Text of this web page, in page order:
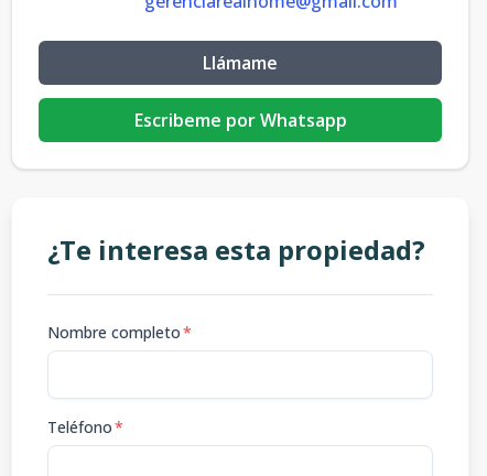
Llámame
Escribeme por Whatsapp
¿Te interesa esta propiedad?
Nombre completo*
Teléfono*